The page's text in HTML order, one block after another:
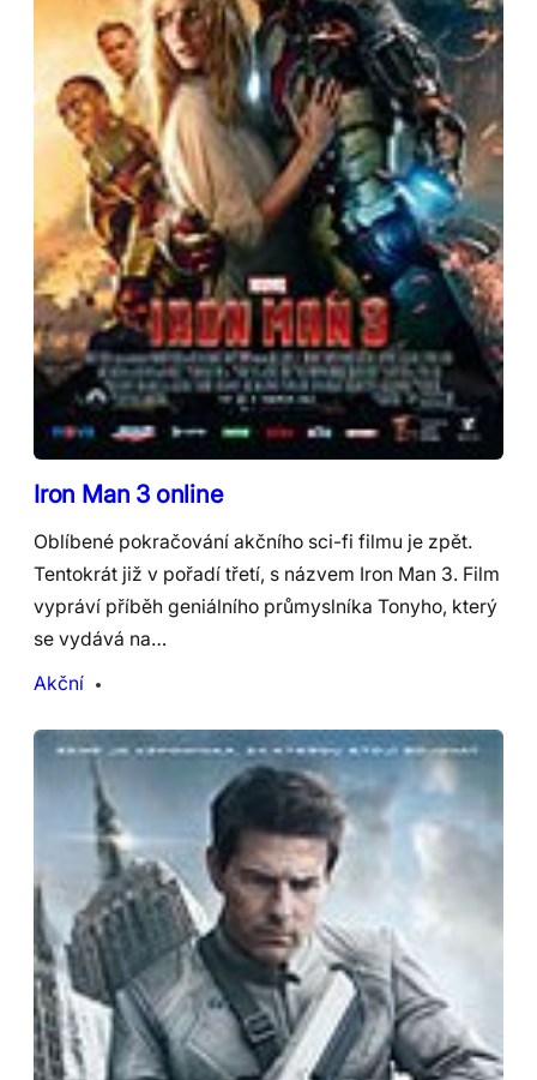
Iron Man 3 online
Oblíbené pokračování akčního sci-fi filmu je zpět.
Tentokrát již v pořadí třetí, s názvem Iron Man 3. Film
vypráví příběh geniálního průmyslníka Tonyho, který
se vydává na…
Akční